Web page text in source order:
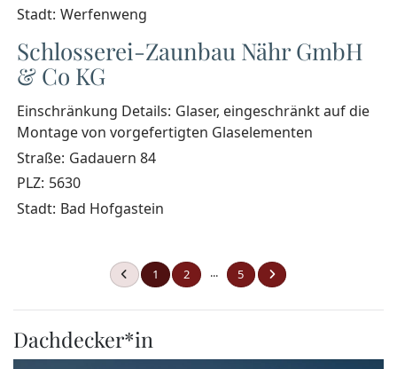
Stadt: Werfenweng
Schlosserei-Zaunbau Nähr GmbH
& Co KG
Einschränkung Details: Glaser, eingeschränkt auf die
Montage von vorgefertigten Glaselementen
Straße: Gadauern 84
PLZ: 5630
Stadt: Bad Hofgastein
1 2 ... 5
Dachdecker*in